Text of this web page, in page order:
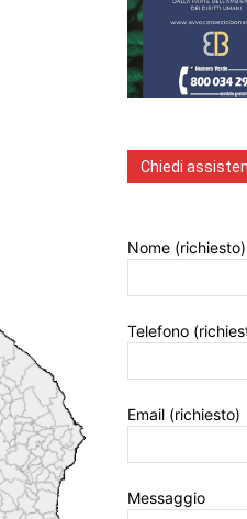
Chiedi
Nome (richiesto)
Telefono
Email (richiesto)
Messaggio